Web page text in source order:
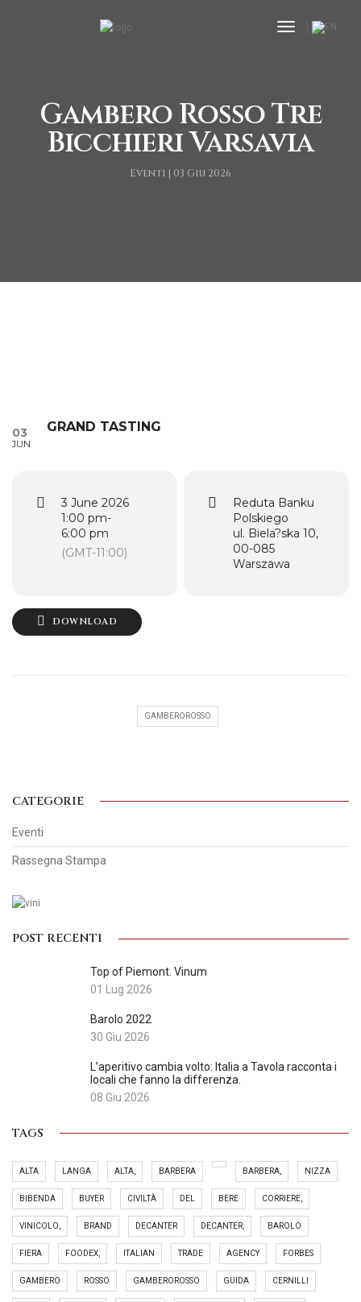
toggle
Gambero Rosso Tre
Bicchieri Varsavia
Eventi | 03 Giu 2026
03
JUN
GRAND TASTING
3 June 2026
1:00 pm-
6:00 pm
(GMT-11:00)
Reduta Banku
Polskiego
ul. Biela?ska 10,
00-085
Warszawa
DOWNLOAD
GAMBEROROSSO
CATEGORIE
Eventi
Rassegna Stampa
POST RECENTI
Top of Piemont. Vinum
01 Lug 2026
Barolo 2022
30 Giu 2026
L’aperitivo cambia volto: Italia a Tavola racconta i
locali che fanno la differenza.
08 Giu 2026
TAGS
ALTA LANGA ALTA, BARBERA BARBERA, NIZZA
BIBENDA BUYER CIVILTÀ DEL BERE CORRIERE,
VINICOLO, BRAND DECANTER DECANTER, BAROLO
FIERA FOODEX, ITALIAN TRADE AGENCY FORBES
GAMBERO ROSSO GAMBEROROSSO GUIDA CERNILLI